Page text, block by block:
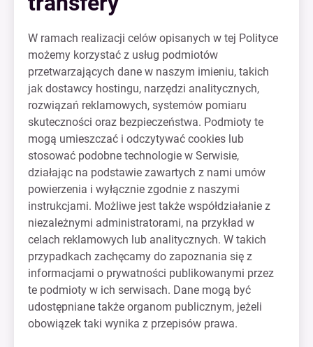
W ramach realizacji celów opisanych w tej Polityce
możemy korzystać z usług podmiotów
przetwarzających dane w naszym imieniu, takich
jak dostawcy hostingu, narzędzi analitycznych,
rozwiązań reklamowych, systemów pomiaru
skuteczności oraz bezpieczeństwa. Podmioty te
mogą umieszczać i odczytywać cookies lub
stosować podobne technologie w Serwisie,
działając na podstawie zawartych z nami umów
powierzenia i wyłącznie zgodnie z naszymi
instrukcjami. Możliwe jest także współdziałanie z
niezależnymi administratorami, na przykład w
celach reklamowych lub analitycznych. W takich
przypadkach zachęcamy do zapoznania się z
informacjami o prywatności publikowanymi przez
te podmioty w ich serwisach. Dane mogą być
udostępniane także organom publicznym, jeżeli
obowiązek taki wynika z przepisów prawa.